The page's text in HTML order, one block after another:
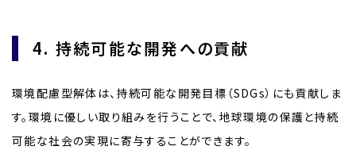
4. 持続可能な開発への貢献
環境配慮型解体は、持続可能な開発目標（SDGs）にも貢献しま
す。環境に優しい取り組みを行うことで、地球環境の保護と持続
可能な社会の実現に寄与することができます。